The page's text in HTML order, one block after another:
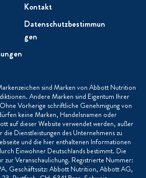
Kontakt
Datenschutzbestimmun
gen
sind Marken von Abbott Nutrition
Andere Marken sind Eigentum Ihrer
Vorherige schriftliche Genehmigung von
keine Marken, Handelsnamen oder
auf dieser Website verwendet werden, außer
die Dienstleistungen des Unternehmens zu
und die hier enthaltenen Informationen
Einwohner Deutschlands bestimmt. Die
zur Veranschaulichung. Registrierte Nummer:
Geschäftssitz: Abbott Nutrition, Abbott AG,